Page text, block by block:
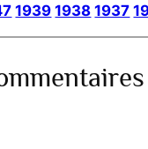
1939 1938 1937